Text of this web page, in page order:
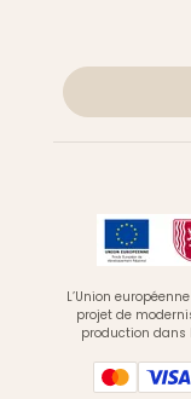
L’Union
projet de
production dans